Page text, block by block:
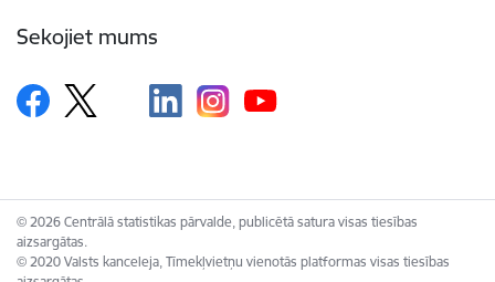
Sekojiet mums
© 2026 Centrālā statistikas pārvalde, publicētā satura visas tiesības
aizsargātas.
© 2020 Valsts kanceleja, Tīmekļvietņu vienotās platformas visas tiesības